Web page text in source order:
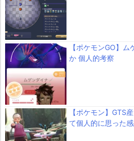
【ポケモンGO】
か 個人的考察
【ポケモン】GTS
て個人的に思った